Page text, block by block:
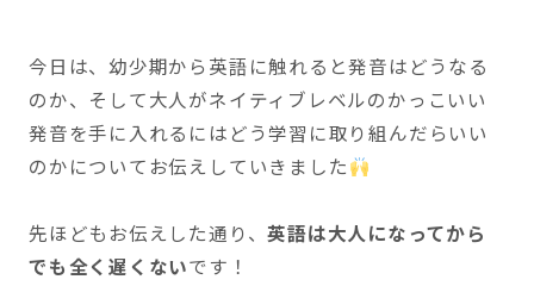
今日は、幼少期から英語に触れると発音はどうなる
のか、そして大人がネイティブレベルのかっこいい
発音を手に入れるにはどう学習に取り組んだらいい
のかについてお伝えしていきました
先ほどもお伝えした通り、英語は大人になってから
でも全く遅くないです！